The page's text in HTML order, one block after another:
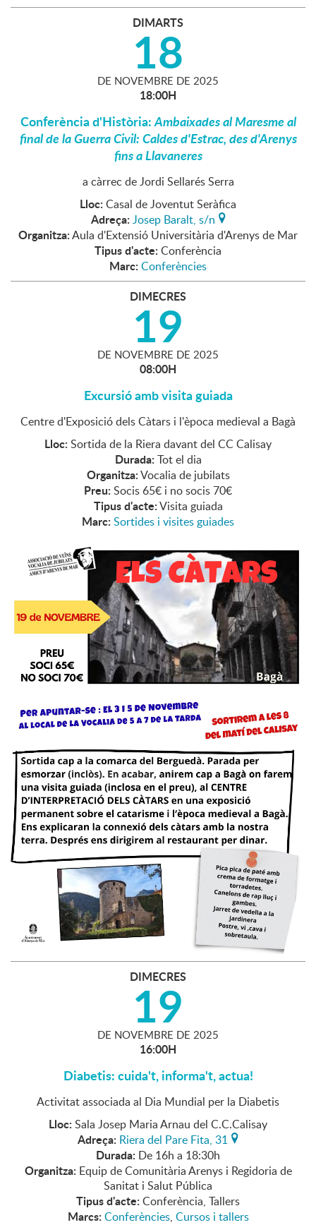
DIMARTS
18
DE NOVEMBRE DE 2025
18:00H
Conferència d'Història:Ambaixades al Maresme al
final de la Guerra Civil: Caldes d'Estrac, des d'Arenys
fins a Llavaneres
a càrrec de Jordi Sellarés Serra
Lloc: Casal de Joventut Seràfica
Adreça: Josep Baralt, s/n
Organitza:Aula d'Extensió Universitària d'Arenys de Mar
Tipus d'acte: Conferència
Marc: Conferències
DIMECRES
19
DE NOVEMBRE DE 2025
08:00H
Excursió amb visita guiada
Centre d'Exposició dels Càtars i l'època medieval a Bagà
Lloc: Sortida de la Riera davant del CC Calisay
Durada: Tot el dia
Organitza:Vocalia de jubilats
Preu: Socis 65€ i no socis 70€
Tipus d'acte:Visita guiada
Marc: Sortides i visites guiades
DIMECRES
19
DE NOVEMBRE DE 2025
16:00H
Diabetis: cuida't, informa't, actua!
Activitat associada al Dia Mundial per la Diabetis
Lloc: Sala Josep Maria Arnau del C.C.Calisay
Adreça: Riera del Pare Fita, 31
Durada: De 16h a 18:30h
Organitza: Equip de Comunitària Arenys i Regidoria de
Sanitat i Salut Pública
Tipus d'acte: Conferència, Tallers
Marcs: Conferències, Cursos i tallers